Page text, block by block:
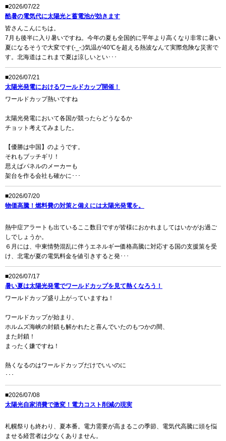
■2026/07/22
酷暑の電気代に太陽光と蓄電池が効きます
皆さんこんにちは。
7月も後半に入り暑いですね。今年の夏も全国的に平年より高くなり非常に暑い
夏になるそうで大変です(-_-;)気温が40℃を超える熱波なんて実際危険な災害で
す。北海道はこれまで夏は涼しいとい･･･
■2026/07/21
太陽光発電におけるワールドカップ開催！
ワールドカップ熱いですね
太陽光発電において各国が競ったらどうなるか
チョット考えてみました。
【優勝は中国】のようです。
それもブッチギリ！
思えばパネルのメーカーも
架台を作る会社も確かに･･･
■2026/07/20
物価高騰！燃料費の対策と備えには太陽光発電を。
熱中症アラートも出ているここ数日ですが皆様におかれましてはいかがお過ご
しでしょうか。
６月には、中東情勢混乱に伴うエネルギー価格高騰に対応する国の支援策を受
け、北電が夏の電気料金を値引きすると発･･･
■2026/07/17
暑い夏は太陽光発電でワールドカップを見て熱くなろう！
ワールドカップ盛り上がっていますね！
ワールドカップが始まり、
ホルムズ海峡の封鎖も解かれたと喜んでいたのもつかの間、
また封鎖！
まったく嫌ですね！
熱くなるのはワールドカップだけでいいのに
･･･
■2026/07/08
太陽光自家消費で激変！電力コスト削減の現実
札幌祭りも終わり、夏本番。電力需要が高まるこの季節、電気代高騰に頭を悩
ませる経営者は少なくありません。